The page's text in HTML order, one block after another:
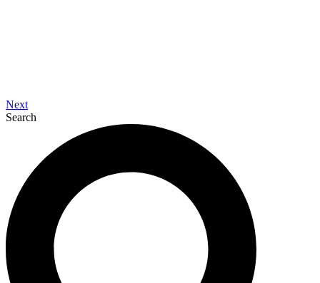
Next
Search